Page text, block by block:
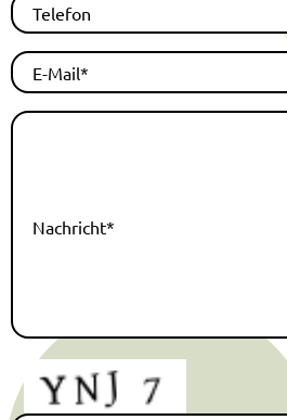
Telefon
E-Mail*
Nachricht*